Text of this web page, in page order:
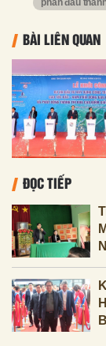
phấn đấu
BÀI LIÊN QUAN
ĐỌC TIẾP